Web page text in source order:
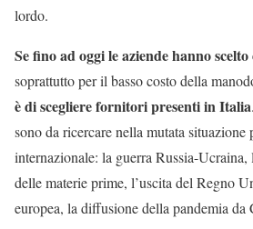
lordo.
Se fino ad oggi le aziende hanno
soprattutto per il basso costo della
è di scegliere fornitori presenti in Italia
sono da ricercare nella mutata
internazionale: la guerra Russia-Ucraina,
delle materie prime, l’uscita del Regno
europea, la diffusione della pandemia da